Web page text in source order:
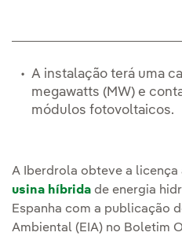
A instalação terá uma
megawatts (MW) e
módulos fotovoltaicos.
A Iberdrola obteve a
usina híbrida de energia
Espanha com a publicação
Ambiental (EIA) no Boletim